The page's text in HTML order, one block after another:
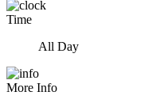
Time
All Day
More Info